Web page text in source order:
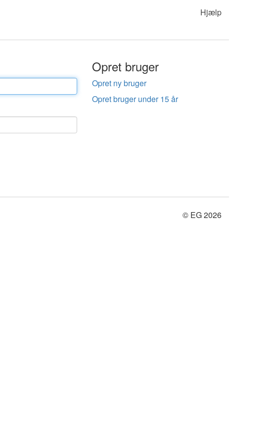
Hjælp
Opret bruger
Opret ny bruger
Opret bruger under 15 år
© EG 2026